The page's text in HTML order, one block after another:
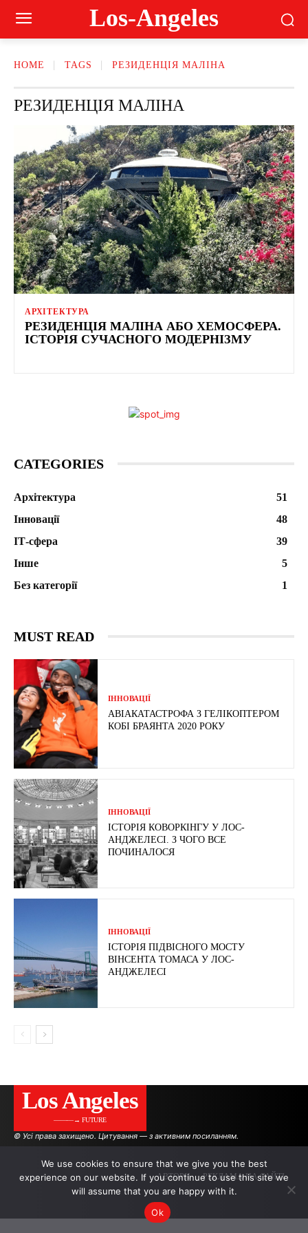
Los-Angeles
HOME TAGS РЕЗИДЕНЦІЯ МАЛІНА
РЕЗИДЕНЦІЯ МАЛІНА
АРХІТЕКТУРА
РЕЗИДЕНЦІЯ МАЛІНА АБО ХЕМОСФЕРА.
ІСТОРІЯ СУЧАСНОГО МОДЕРНІЗМУ
CATEGORIES
Архітектура
51
Інновації
48
ІТ-сфера
39
Інше
5
Без категорії
1
MUST READ
ІННОВАЦІЇ
АВІАКАТАСТРОФА З ГЕЛІКОПТЕРОМ
КОБІ БРАЯНТА 2020 РОКУ
ІННОВАЦІЇ
ІСТОРІЯ КОВОРКІНГУ У ЛОС-
АНДЖЕЛЕСІ. З ЧОГО ВСЕ
ПОЧИНАЛОСЯ
ІННОВАЦІЇ
ІСТОРІЯ ПІДВІСНОГО МОСТУ
ВІНСЕНТА ТОМАСА У ЛОС-
АНДЖЕЛЕСІ
Los Angeles
———→ FUTURE
© Усі права захищено. Цитування — з активним посиланням.
АВТОРИ РЕКЛАМА НА САЙТІ
We use cookies to ensure that we give you the best
experience on our website. If you continue to use this site we
will assume that you are happy with it.
Ok